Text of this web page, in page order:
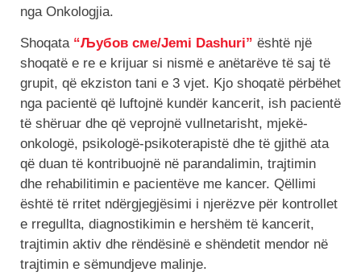
nga Onkologjia.
Shoqata “Љубов сме/Jemi Dashuri” është një
shoqatë e re e krijuar si nismë e anëtarëve të saj të
grupit, që ekziston tani e 3 vjet. Kjo shoqatë përbëhet
nga pacientë që luftojnë kundër kancerit, ish pacientë
të shëruar dhe që veprojnë vullnetarisht, mjekë-
onkologë, psikologë-psikoterapistë dhe të gjithë ata
që duan të kontribuojnë në parandalimin, trajtimin
dhe rehabilitimin e pacientëve me kancer. Qëllimi
është të rritet ndërgjegjësimi i njerëzve për kontrollet
e rregullta, diagnostikimin e hershëm të kancerit,
trajtimin aktiv dhe rëndësinë e shëndetit mendor në
trajtimin e sëmundjeve malinje.